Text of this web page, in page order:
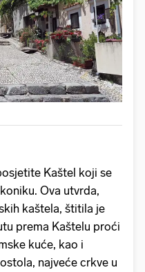
Kaštel koji se
Ova utvrda,
kaštela, štitila je
prema Kaštelu proći
kuće, kao i
najveće crkve u